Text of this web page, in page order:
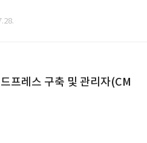
프레스 구축 및 관리자(CM